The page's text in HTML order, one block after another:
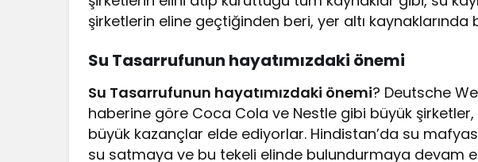
şirketlerin eline geçtiğinden beri, yer altı
Su Tasarrufunun hayatımızdaki önemi
Su Tasarrufunun hayatımızdaki önemi? Deutsche
haberine göre Coca Cola ve Nestle gibi büyük
büyük kazançlar elde ediyorlar. Hindistan’da su
su satmaya ve bu tekeli elinde bulundurmaya devam